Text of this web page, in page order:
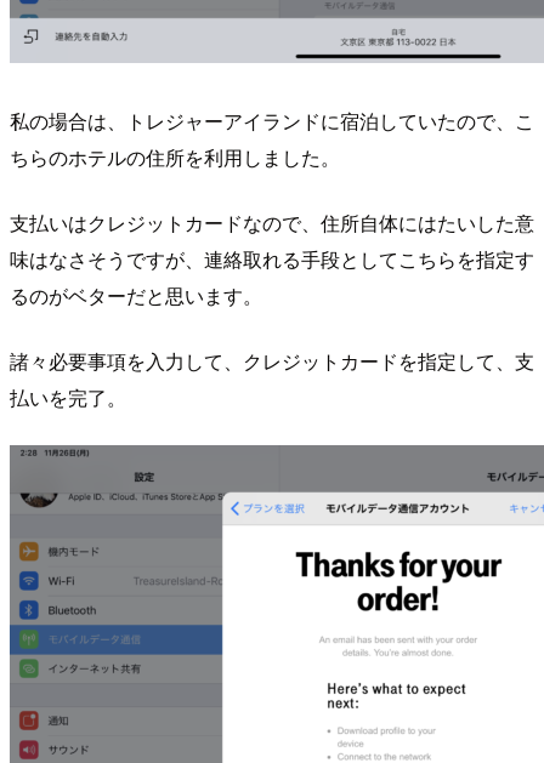
私の場合は、トレジャーアイランドに宿泊していたので、こ
ちらのホテルの住所を利用しました。
支払いはクレジットカードなので、住所自体にはたいした意
味はなさそうですが、連絡取れる手段としてこちらを指定す
るのがベターだと思います。
諸々必要事項を入力して、クレジットカードを指定して、支
払いを完了。